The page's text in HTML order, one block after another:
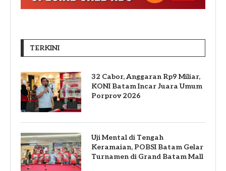
TERKINI
32 Cabor, Anggaran Rp9 Miliar,
KONI Batam Incar Juara Umum
Porprov 2026
Uji Mental di Tengah
Keramaian, POBSI Batam Gelar
Turnamen di Grand Batam Mall